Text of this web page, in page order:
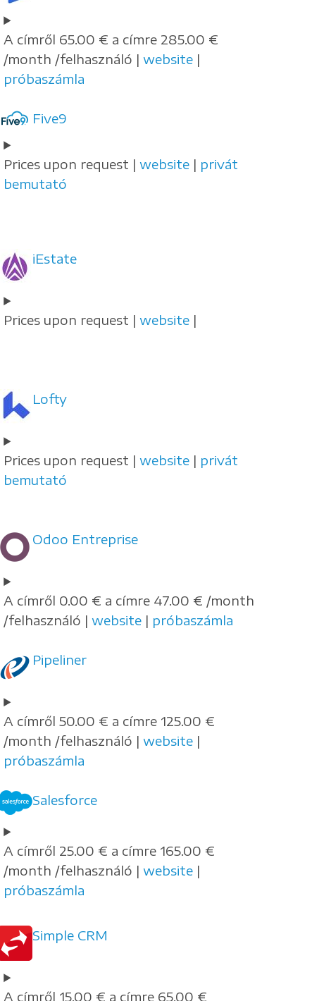
A címről 65.00 € a címre 285.00 €
/month /felhasználó |website |
próbaszámla
Five9
Prices upon request |website | privát
bemutató
iEstate
Prices upon request |website |
Lofty
Prices upon request |website | privát
bemutató
Odoo Entreprise
A címről 0.00 € a címre 47.00 € /month
/felhasználó |website | próbaszámla
Pipeliner
A címről 50.00 € a címre 125.00 €
/month /felhasználó |website |
próbaszámla
Salesforce
A címről 25.00 € a címre 165.00 €
/month /felhasználó |website |
próbaszámla
Simple CRM
A címről 15.00 € a címre 65.00 €